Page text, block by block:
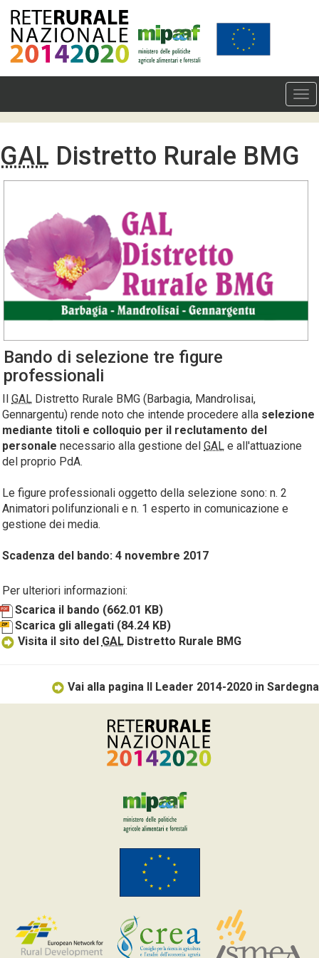
GAL Distretto Rurale BMG
Bando di selezione tre figure
professionali
GAL Distretto Rurale BMG (Barbagia, Mandrolisai,
Gennargentu) rende noto che intende procedere alla selezione
mediante titoli e colloquio per il reclutamento del
personale necessario alla gestione del GAL e all'attuazione
del proprio PdA.
Le figure professionali oggetto della selezione sono: n. 2
Animatori polifunzionali e n. 1 esperto in comunicazione e
gestione dei media.
Scadenza del bando: 4 novembre 2017
Per ulteriori informazioni:
Scarica il bando (662.01 KB)
Scarica gli allegati (84.24 KB)
Visita il sito del GALDistretto Rurale BMG
Vai alla pagina Il Leader 2014-2020 in Sardegna